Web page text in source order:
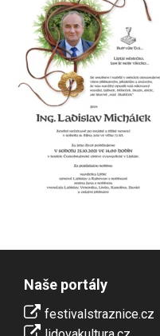
Naše portály
festivalstraznice.cz